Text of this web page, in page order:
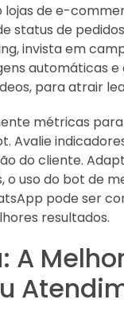
lojas de e-
status de
invista em
automáticas e
para atrair
métricas
Avalie
do cliente.
o uso do bot de
pode ser
resultados.
A